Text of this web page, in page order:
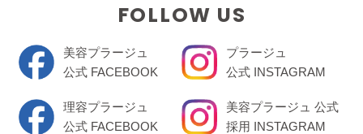
FOLLOW US
美容プラージュ
公式 FACEBOOK
理容プラージュ
公式 FACEBOOK
プラージュ
公式 INSTAGRAM
美容プラージュ 公式
採用 INSTAGRAM